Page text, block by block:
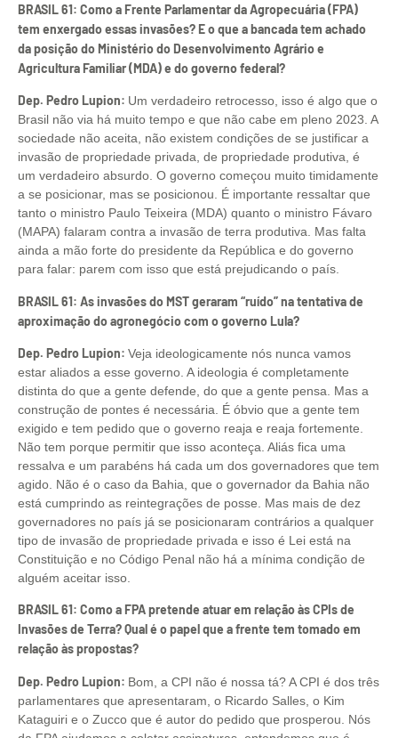
BRASIL 61: Como a Frente Parlamentar da Agropecuária (FPA)
tem enxergado essas invasões? E o que a bancada tem achado
da posição do Ministério do Desenvolvimento Agrário e
Agricultura Familiar (MDA) e do governo federal?
Dep. Pedro Lupion: Um verdadeiro retrocesso, isso é algo que o
Brasil não via há muito tempo e que não cabe em pleno 2023. A
sociedade não aceita, não existem condições de se justificar a
invasão de propriedade privada, de propriedade produtiva, é
um verdadeiro absurdo. O governo começou muito timidamente
a se posicionar, mas se posicionou. É importante ressaltar que
tanto o ministro Paulo Teixeira (MDA) quanto o ministro Fávaro
(MAPA) falaram contra a invasão de terra produtiva. Mas falta
ainda a mão forte do presidente da República e do governo
para falar: parem com isso que está prejudicando o país.
BRASIL 61: As invasões do MST geraram “ruído” na tentativa de
aproximação do agronegócio com o governo Lula?
Dep. Pedro Lupion: Veja ideologicamente nós nunca vamos
estar aliados a esse governo. A ideologia é completamente
distinta do que a gente defende, do que a gente pensa. Mas a
construção de pontes é necessária. É óbvio que a gente tem
exigido e tem pedido que o governo reaja e reaja fortemente.
Não tem porque permitir que isso aconteça. Aliás fica uma
ressalva e um parabéns há cada um dos governadores que tem
agido. Não é o caso da Bahia, que o governador da Bahia não
está cumprindo as reintegrações de posse. Mas mais de dez
governadores no país já se posicionaram contrários a qualquer
tipo de invasão de propriedade privada e isso é Lei está na
Constituição e no Código Penal não há a mínima condição de
alguém aceitar isso.
BRASIL 61: Como a FPA pretende atuar em relação às CPIs de
Invasões de Terra? Qual é o papel que a frente tem tomado em
relação às propostas?
Dep. Pedro Lupion: Bom, a CPI não é nossa tá? A CPI é dos três
parlamentares que apresentaram, o Ricardo Salles, o Kim
Kataguiri e o Zucco que é autor do pedido que prosperou. Nós